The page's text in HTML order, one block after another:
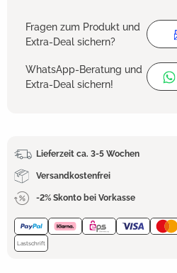
Fragen zum Produkt und
Extra-Deal sichern?
WhatsApp-Beratung und
Extra-Deal sichern!
Lieferzeit ca. 3-5 Wochen
Versandkostenfrei
-2% Skonto bei Vorkasse
Lastschrift